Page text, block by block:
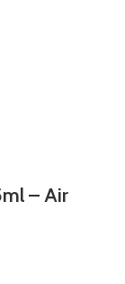
– Air